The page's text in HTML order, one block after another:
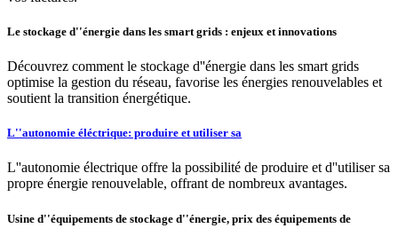
Le stockage d''énergie dans les smart grids : enjeux et innovations
Découvrez comment le stockage d''énergie dans les smart grids
optimise la gestion du réseau, favorise les énergies renouvelables et
soutient la transition énergétique.
L''autonomie éléctrique: produire et utiliser sa
L''autonomie électrique offre la possibilité de produire et d''utiliser sa
propre énergie renouvelable, offrant de nombreux avantages.
Usine d''équipements de stockage d''énergie, prix des équipements de